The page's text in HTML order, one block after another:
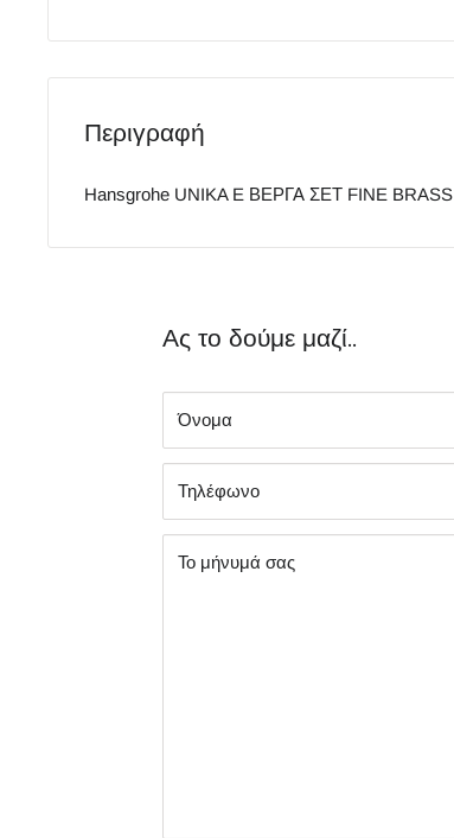
Περιγραφή
Hansgrohe UNIKA E ΒΕΡΓΑ ΣΕΤ FINE BRASS
Ας το δούμε μαζί..
Όνομα
Τηλέφωνο
Το μήνυμά σας